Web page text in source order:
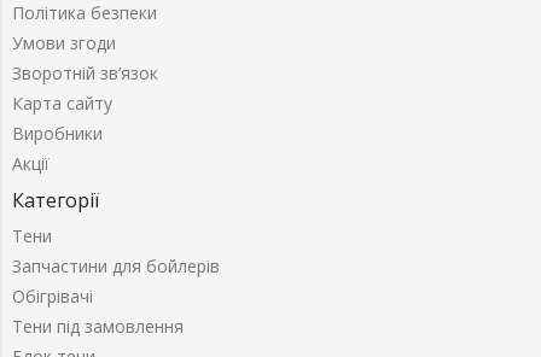
Політика безпеки
Умови згоди
Зворотній зв’язок
Карта сайту
Виробники
Акції
Категорії
Тени
Запчастини для бойлерів
Обігрівачі
Тени під замовлення